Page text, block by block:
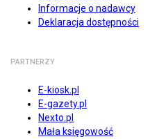
Informacje o nadawcy
Deklaracja dostępności
PARTNERZY
E-kiosk.pl
E-gazety.pl
Nexto.pl
Mała księgowość